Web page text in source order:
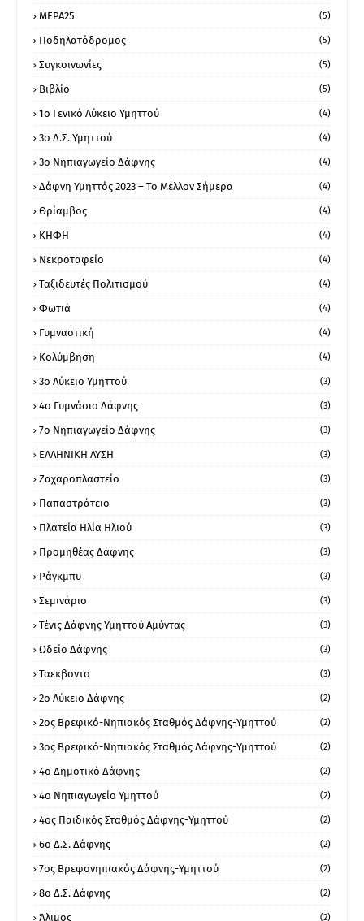
ΜΕΡΑ25 (5)
Ποδηλατόδρομος (5)
Συγκοινωνίες (5)
Βιβλίο (5)
1ο Γενικό Λύκειο Υμηττού (4)
3ο Δ.Σ. Υμηττού (4)
3ο Νηπιαγωγείο Δάφνης (4)
Δάφνη Υμηττός 2023 – Το Μέλλον Σήμερα (4)
Θρίαμβος (4)
ΚΗΦΗ (4)
Νεκροταφείο (4)
Ταξιδευτές Πολιτισμού (4)
Φωτιά (4)
Γυμναστική (4)
Κολύμβηση (4)
3ο Λύκειο Υμηττού (3)
4ο Γυμνάσιο Δάφνης (3)
7ο Νηπιαγωγείο Δάφνης (3)
ΕΛΛΗΝΙΚΗ ΛΥΣΗ (3)
Ζαχαροπλαστείο (3)
Παπαστράτειο (3)
Πλατεία Ηλία Ηλιού (3)
Προμηθέας Δάφνης (3)
Ράγκμπυ (3)
Σεμινάριο (3)
Τένις Δάφνης Υμηττού Αμύντας (3)
Ωδείο Δάφνης (3)
Ταεκβοντο (3)
2ο Λύκειο Δάφνης (2)
2ος Βρεφικό-Νηπιακός Σταθμός Δάφνης-Υμηττού (2)
3ος Βρεφικό-Νηπιακός Σταθμός Δάφνης-Υμηττού (2)
4ο Δημοτικό Δάφνης (2)
4ο Νηπιαγωγείο Υμηττού (2)
4ος Παιδικός Σταθμός Δάφνης-Υμηττού (2)
6ο Δ.Σ. Δάφνης (2)
7ος Βρεφονηπιακός Δάφνης-Υμηττού (2)
8ο Δ.Σ. Δάφνης (2)
Άλιμος (2)